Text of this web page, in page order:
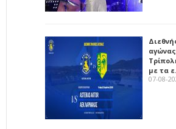
με τα
07-08-